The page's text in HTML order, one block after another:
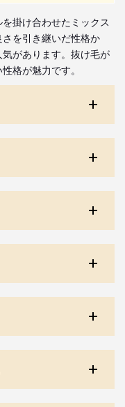
掛け合わせたミックス
を引き継いだ性格か
があります。抜け毛が
格が魅力です。